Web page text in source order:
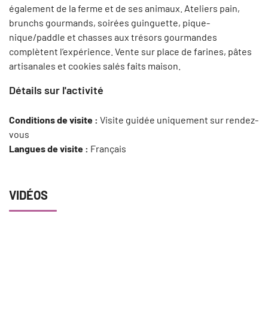
également de la ferme et de ses animaux. Ateliers pain,
brunchs gourmands, soirées guinguette, pique-
nique/paddle et chasses aux trésors gourmandes
complètent l’expérience. Vente sur place de farines, pâtes
artisanales et cookies salés faits maison.
Détails sur l'activité
Conditions de visite : Visite guidée uniquement sur rendez-
vous
Langues de visite : Français
VIDÉOS